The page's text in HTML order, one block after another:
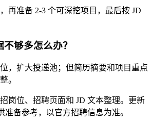
再准备 2-3 个可深挖项目，最后按 JD
够多怎么办？
，扩大投递池；但简历摘要和项目重点
。
岗位、招聘页面和 JD 文本整理。
更新
准备参考，以官方招聘信息为准。